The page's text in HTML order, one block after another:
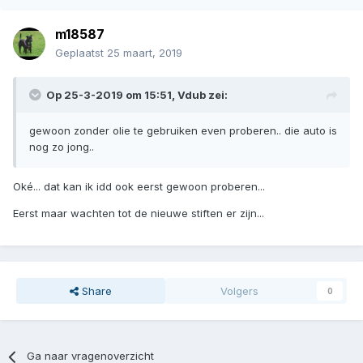
m18587
Geplaatst 25 maart, 2019
Op 25-3-2019 om 15:51, Vdub zei:
gewoon zonder olie te gebruiken even proberen.. die auto is
nog zo jong..
Oké... dat kan ik idd ook eerst gewoon proberen...
Eerst maar wachten tot de nieuwe stiften er zijn...
Share Volgers 0
Ga naar vragenoverzicht